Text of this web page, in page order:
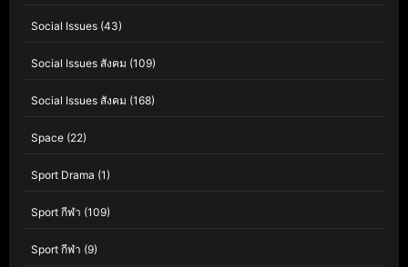
Social Issues (43)
Social Issues สังคม (109)
Social Issues สังคม (168)
Space (22)
Sport Drama (1)
Sport กีฬา (109)
Sport กีฬา (9)